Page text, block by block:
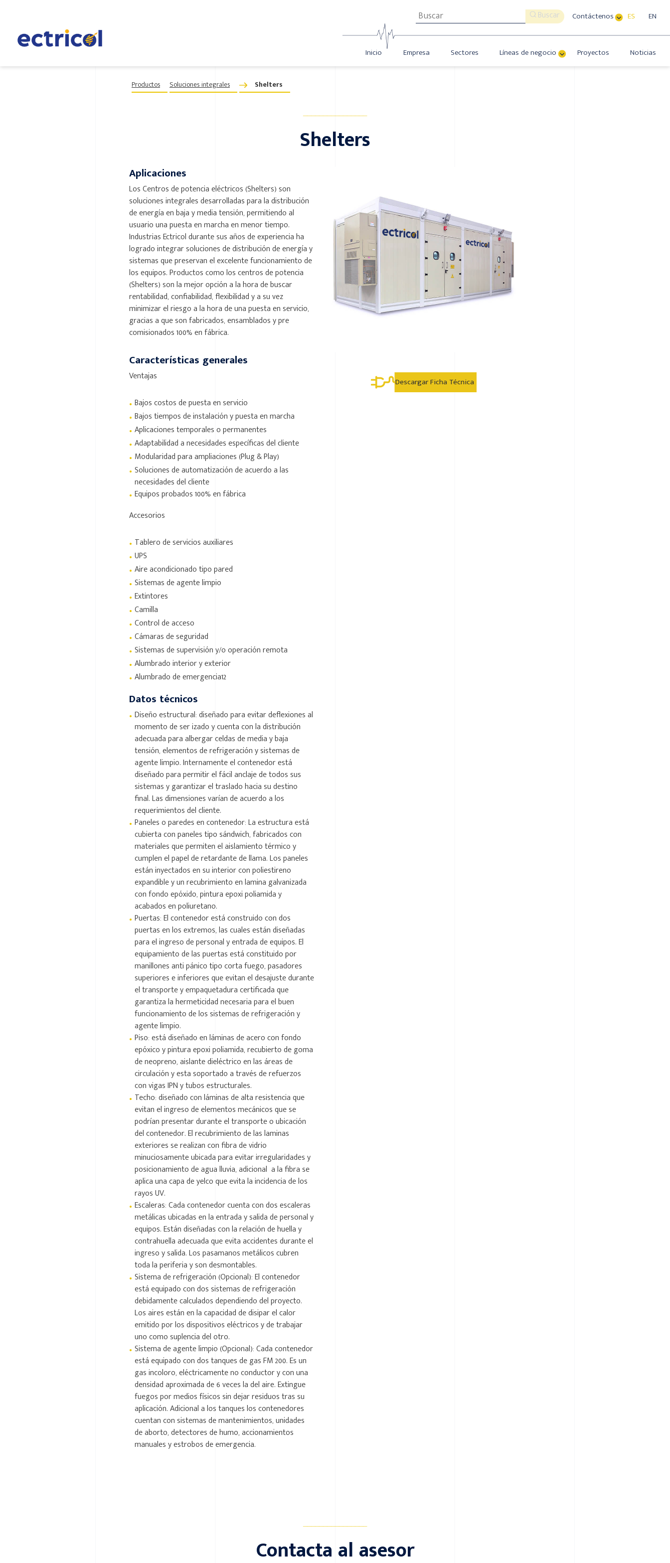
Buscar Contáctenos ES EN
Inicio Empresa Sectores Líneas de negocio Proyectos Noticias
Productos Soluciones integrales Shelters
Shelters
Aplicaciones
Los Centros de potencia eléctricos (Shelters) son
soluciones integrales desarrolladas para la distribución
de energía en baja y media tensión, permitiendo al
usuario una puesta en marcha en menor tiempo.
Industrias Ectricol durante sus años de experiencia ha
logrado integrar soluciones de distribución de energía y
sistemas que preservan el excelente funcionamiento de
los equipos. Productos como los centros de potencia
(Shelters) son la mejor opción a la hora de buscar
rentabilidad, confiabilidad, flexibilidad y a su vez
minimizar el riesgo a la hora de una puesta en servicio,
gracias a que son fabricados, ensamblados y pre
comisionados 100% en fábrica.
Características generales
Ventajas
• Bajos costos de puesta en servicio
• Bajos tiempos de instalación y puesta en mar­cha
• Aplicaciones temporales o permanentes
• Adaptabilidad a necesidades específicas del cliente
• Modularidad para ampliaciones (Plug & Play)
• Soluciones de automatización de acuerdo a las
necesidades del cliente
• Equipos probados 100% en fábrica
Accesorios
• Tablero de servicios auxiliares
• UPS
• Aire acondicionado tipo pared
• Sistemas de agente limpio
• Extintores
• Camilla
• Control de acceso
• Cámaras de seguridad
• Sistemas de supervisión y/o operación remota
• Alumbrado interior y exterior
• Alumbrado de emergencia12
Datos técnicos
• Diseño estructural: diseñado para evitar deflexiones al
momento de ser izado y cuenta con la distribución
adecuada para albergar celdas de media y baja
tensión, elementos de refrigeración y sistemas de
agente limpio. Internamente el contenedor está
diseñado para permitir el fácil anclaje de todos sus
sistemas y garantizar el traslado hacia su destino
final. Las dimensiones varían de acuerdo a los
requerimientos del cliente.
• Paneles o paredes en contenedor: La estructura está
cubierta con paneles tipo sándwich, fabricados con
materiales que permiten el aislamiento térmico y
cumplen el papel de retardante de llama. Los paneles
están inyectados en su interior con poliestireno
expandible y un recubrimiento en lamina galvanizada
con fondo epóxido, pintura epoxi poliamida y
acabados en poliuretano.
• Puertas: El contenedor está construido con dos
puertas en los extremos, las cuales están diseñadas
para el ingreso de personal y entrada de equipos. El
equipamiento de las puertas está constituido por
manillones anti pánico tipo corta fuego, pasadores
superiores e inferiores que evitan el desajuste durante
el transporte y empaquetadura certificada que
garantiza la hermeticidad necesaria para el buen
funcionamiento de los sistemas de refrigeración y
agente limpio.
• Piso: está diseñado en láminas de acero con fondo
epóxico y pintura epoxi poliamida, recubierto de goma
de neopreno, aislante dieléctrico en las áreas de
circulación y esta soportado a través de refuerzos
con vigas IPN y tubos estructurales.
• Techo: diseñado con láminas de alta resistencia que
evitan el ingreso de elementos mecánicos que se
podrían presentar durante el transporte o ubicación
del contenedor. El recubrimiento de las laminas
exteriores se realizan con fibra de vidrio
minuciosamente ubicada para evitar irregularidades y
posicionamiento de agua lluvia, adicional a la fibra se
aplica una capa de yelco que evita la incidencia de los
rayos UV.
• Escaleras: Cada contenedor cuenta con dos escaleras
metálicas ubicadas en la entrada y salida de personal y
equipos. Están diseñadas con la relación de huella y
contrahuella adecuada que evita accidentes durante el
ingreso y salida. Los pasamanos metálicos cubren
toda la periferia y son desmontables.
• Sistema de refrigeración (Opcional): El contenedor
está equipado con dos sistemas de refrigeración
debidamente calculados dependiendo del proyecto.
Los aires están en la capacidad de disipar el calor
emitido por los dispositivos eléctricos y de trabajar
uno como suplencia del otro.
• Sistema de agente limpio (Opcional): Cada contenedor
está equipado con dos tanques de gas FM 200. Es un
gas incoloro, eléctricamente no conductor y con una
densidad aproximada de 6 veces la del aire. Extingue
fuegos por medios físicos sin dejar residuos tras su
aplicación. Adicional a los tanques los contenedores
cuentan con sistemas de mantenimientos, unidades
de aborto, detectores de humo, accionamientos
manuales y estrobos de emergencia.
Descargar Ficha Técnica
Contacta al asesor